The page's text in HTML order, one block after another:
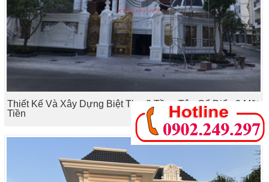
Thiết Kế Và Xây Dựng Biệt Thự 3 Tầng Tân Cổ Điển 2 Mặt
Tiền